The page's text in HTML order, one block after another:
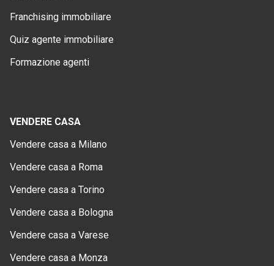
Franchising immobiliare
Quiz agente immobiliare
Formazione agenti
VENDERE CASA
Vendere casa a Milano
Vendere casa a Roma
Vendere casa a Torino
Vendere casa a Bologna
Vendere casa a Varese
Vendere casa a Monza